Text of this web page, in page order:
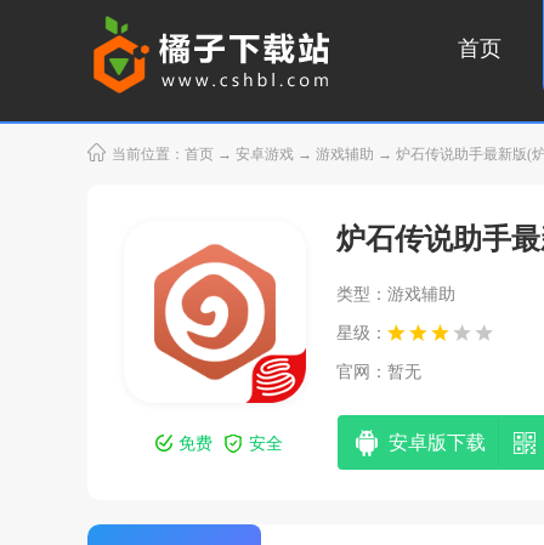
首页
当前位置： 首页 → 安卓游戏 → 游戏辅助 → 炉石传说助手最新版(
炉石传说助手
类型：游戏辅助
星级：
官网：暂无
免费 安全 安卓版下载